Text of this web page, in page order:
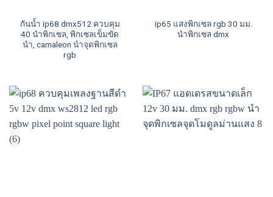
กันน้ำ ip68 dmx512 ควบคุม
40 นำพิกเซล, พิกเซลเข็มขัด
นำ, camaleon นำจุดพิกเซล
rgb
ip65 แสงพิกเซล rgb 30 มม.
นำพิกเซล dmx